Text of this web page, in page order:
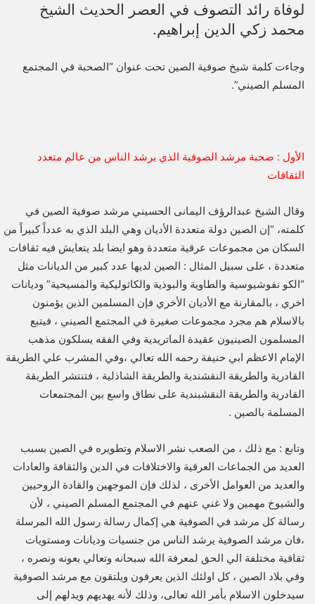
لوفاة رائد التصوف في العصر الحديث الشيخ
محمد زكي الدين إبراهيم.
وجاءت كلمة شيخ صوفية الصين تحت عنوان “الصحبة في المجتمع
المسلم الصيني”.
الأول : صحبة مرشد الصوفية الذي يرشد الناس من عالم متعدد
الثقافات
وقال الشيخ عبدالرؤف اليمانى الحسيني مرشد صوفية الصين في
كلمته، “إن الصين دولة متعددة الأديان وهي البلد الذي به عدداً كبيراً من
السكان من مجموعات عرقية متعددة وهو ايضا بلد يتعايش فيه ثقافات
متعددة ، على سبيل المثال : الصين لديها عدد كبير من الديانات مثل
“الكو نفوشيوسية والطاوية والبوذية والكاثوليكية والمسيحية” وديانات
اخري ، بالمقارنة مع الأديان الأخري فإن المسلمين الذين يؤمنون
بالاسلام هم مجرد مجموعات صغيرة في المجتمع الصيني ، فيتبع
المسلمون الصينيون عقيدة الماتريدية وفي الفقه يسلكون مذهب
الإمام الاعظم ابي حنيفة رحمه الله تعالي ،وفي المشرب علي الطريقة
القادرية والطريقة النقشندية والطريقة الشاذلية ، فتنتشر الطريقة
القادرية والطريقة النقشبندية على نطاق واسع بين المجتمعات
المسلمة بالصين .
وتابع : مع ذلك ، من الصعب نشر الاسلام وتطويره في الصين بسبب
العديد من الجماعات العرقية والاختلافات في الدين والثقافة والعادات
والعديد من العوامل الأخرى ، لذلك فإن الموجهين والقادة الروحيين
والشيوخ مهمين ولا غني عنهم في المجتمع المسلم الصيني ، لأن
رسالة كل مرشد في الصوفية هي إكمال رسالة رسول الله المرسلة
،فان مرشد الصوفية يرشد الناس من جنسيات وديانات ومستويات
ثقافية مختلفة الي الحق لمعرفة الله سبحانه وتعالي بعونه ونصره ،
وفي بلاد الصين ، كل اولئك الذين يعرفون ويلتقون مع مرشد الصوفية
سيدخلون الاسلام بأمر الله تعالى، وذلك لأنه يهديهم ويدلهم إلى